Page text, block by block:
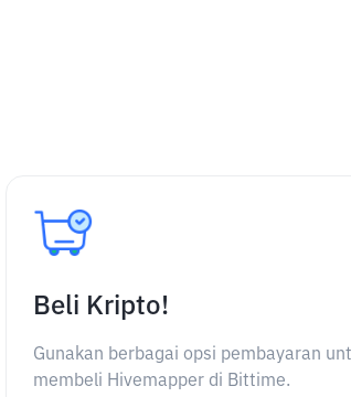
Beli Kripto!
Gunakan berbagai opsi pembayaran
membeli Hivemapper di Bittime.